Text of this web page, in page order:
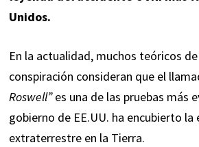
Unidos.
En la actualidad, muchos teóricos
conspiración consideran que el
Roswell”es una de las pruebas más
gobierno de EE.UU. ha encubierto la
extraterrestre en la Tierra.